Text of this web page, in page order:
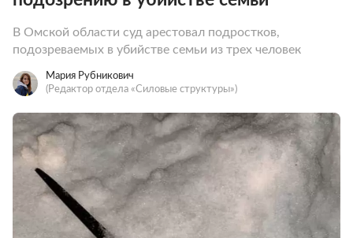
В Омской области суд арестовал подростков,
подозреваемых в убийстве семьи из трех человек
Мария Рубникович
(Редактор отдела «Силовые структуры»)